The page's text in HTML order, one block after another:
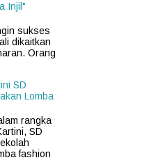
Injil"
sukses
dikaitkan
Orang
SD
Lomba
rangka
SD
fashion